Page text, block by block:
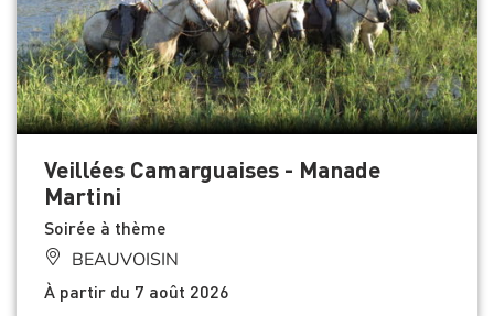
Veillées Camarguaises - Manade
Martini
Soirée à thème
BEAUVOISIN
À partir du 7 août 2026